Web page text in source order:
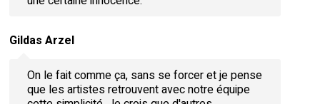
Gildas Arzel
On le fait comme ça, sans se forcer et je pense
que les artistes retrouvent avec notre équipe